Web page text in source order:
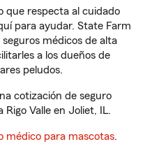
que respecta al cuidado
para ayudar. State Farm
médicos de alta
a los dueños de
peludos.
cotización de seguro
Valle en Joliet, IL.
médico para mascotas.